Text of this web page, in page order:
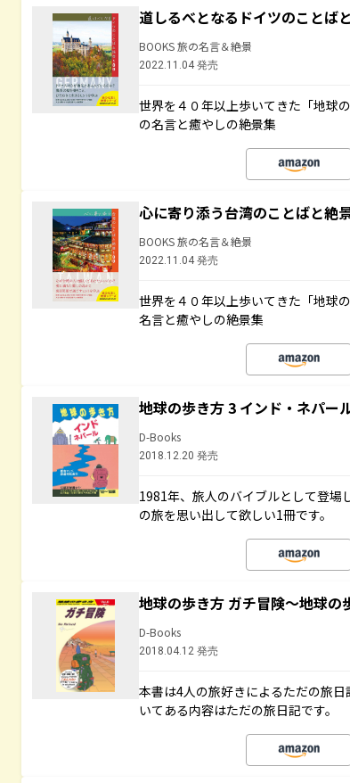
道しるべとなるドイツのことば
BOOKS 旅の名言＆絶景
2022.11.04 発売
世界を４０年以上歩いてきた「地球
の名言と癒やしの絶景集
心に寄り添う台湾のことばと絶
BOOKS 旅の名言＆絶景
2022.11.04 発売
世界を４０年以上歩いてきた「地球
名言と癒やしの絶景集
地球の歩き方 3 インド・ネパー
D-Books
2018.12.20 発売
1981年、旅人のバイブルとして登
の旅を思い出して欲しい1冊です。
地球の歩き方 ガチ冒険～地球の
D-Books
2018.04.12 発売
本書は4人の旅好きによるただの旅
いてある内容はただの旅日記です。